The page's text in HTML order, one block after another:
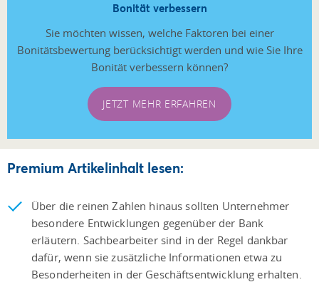
Bonität verbessern
Sie möchten wissen, welche Faktoren bei einer
Bonitätsbewertung berücksichtigt werden und wie Sie Ihre
Bonität verbessern können?
JETZT MEHR ERFAHREN
Premium Artikelinhalt lesen:
Über die reinen Zahlen hinaus sollten Unternehmer
besondere Entwicklungen gegenüber der Bank
erläutern. Sachbearbeiter sind in der Regel dankbar
dafür, wenn sie zusätzliche Informationen etwa zu
Besonderheiten in der Geschäftsentwicklung erhalten.